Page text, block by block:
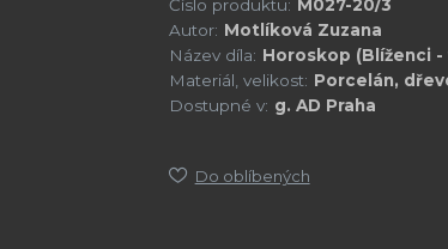
Číslo produktu: M027-20/3
Autor: Motlíková Zuzana
Název díla: Horoskop (Blíženci -
Materiál, velikost: Porcelán,
Dostupné v: g. AD Praha
Do oblíbených